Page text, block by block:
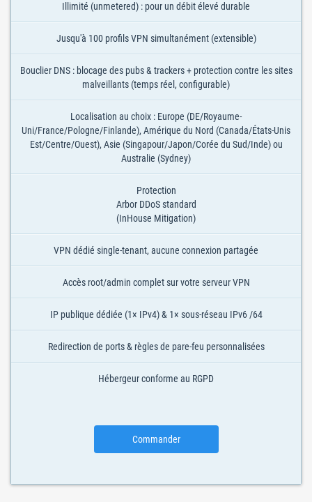
Illimité (unmetered) : pour un débit élevé durable
Jusqu'à 100 profils VPN simultanément (extensible)
Bouclier DNS : blocage des pubs & trackers + protection contre les sites
malveillants (temps réel, configurable)
Localisation au choix : Europe (DE/Royaume-
Uni/France/Pologne/Finlande), Amérique du Nord (Canada/États-Unis
Est/Centre/Ouest), Asie (Singapour/Japon/Corée du Sud/Inde) ou
Australie (Sydney)
Protection
Arbor DDoS standard
(InHouse Mitigation)
VPN dédié single-tenant, aucune connexion partagée
Accès root/admin complet sur votre serveur VPN
IP publique dédiée (1× IPv4) & 1× sous-réseau IPv6 /64
Redirection de ports & règles de pare-feu personnalisées
Hébergeur conforme au RGPD
Commander